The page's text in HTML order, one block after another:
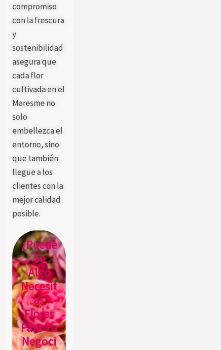
compromiso
con la frescura
y
sostenibilidad
asegura que
cada flor
cultivada en el
Maresme no
solo
embellezca el
entorno, sino
que también
llegue a los
clientes con la
mejor calidad
posible.
¿Puede
Se
Algo
Necesit
As
Flores
Para Tu
Negoci